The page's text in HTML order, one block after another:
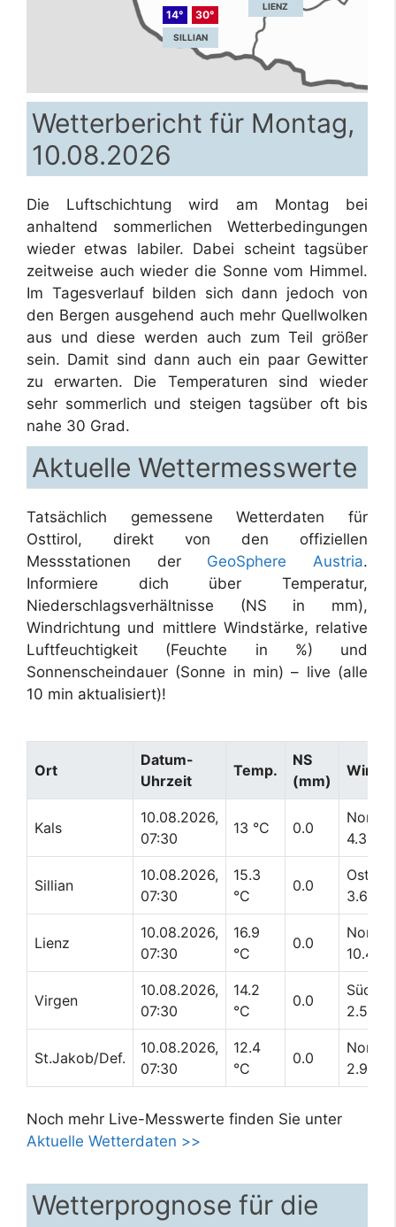
LIENZ
14° 30°
SILLIAN
Wetterbericht für Montag,
10.08.2026
Die Luftschichtung wird am Montag bei
anhaltend sommerlichen Wetterbedingungen
wieder etwas labiler. Dabei scheint tagsüber
zeitweise auch wieder die Sonne vom Himmel.
Im Tagesverlauf bilden sich dann jedoch von
den Bergen ausgehend auch mehr Quellwolken
aus und diese werden auch zum Teil größer
sein. Damit sind dann auch ein paar Gewitter
zu erwarten. Die Temperaturen sind wieder
sehr sommerlich und steigen tagsüber oft bis
nahe 30 Grad.
Aktuelle Wettermesswerte
Tatsächlich gemessene Wetterdaten für
Osttirol, direkt von den offiziellen
Messstationen der GeoSphere Austria.
Informiere dich über Temperatur,
Niederschlagsverhältnisse (NS in mm),
Windrichtung und mittlere Windstärke, relative
Luftfeuchtigkeit (Feuchte in %) und
Sonnenscheindauer (Sonne in min) – live (alle
10 min aktualisiert)!
Ort
Datum-
Uhrzeit
Temp.
NS
(mm)
Wind
Kals
10.08.2026,
07:30
13 °C 0.0
4.3
Sillian
10.08.2026,
07:30
15.3
°C
0.0
Ost
3.6
Lienz
10.08.2026,
07:30
16.9
°C
0.0
10.4
Virgen
10.08.2026,
07:30
14.2
°C
0.0
2.5
St.Jakob/Def.
10.08.2026,
07:30
12.4
°C
0.0
2.9
Noch mehr Live-Messwerte finden Sie unter
Aktuelle Wetterdaten >>
Wetterprognose für die